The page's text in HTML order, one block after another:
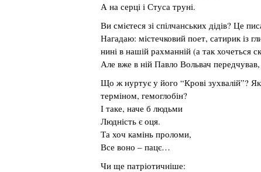
А на серці і Стуса труні.
Ви смієтеся зі спілчанських дідів? Це
Нагадаю: містечковий поет, сатирик із
нині в нашій рахманній (а так хочеться
Але вже в ній Павло Вольвач
Що ж нуртує у його “Крові зухвалій”?
терміном, гемоглобін?
І таке, наче б людьми
Людність є оця.
Та хоч камінь проломи,
Все воно – пацє…
Чи ще патріотичніше: